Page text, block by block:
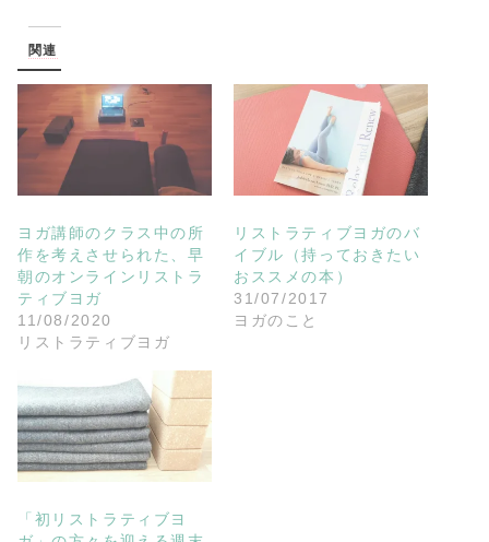
関連
ヨガ講師のクラス中の所
作を考えさせられた、早
朝のオンラインリストラ
ティブヨガ
11/08/2020
リストラティブヨガ
リストラティブヨガのバ
イブル（持っておきたい
おススメの本）
31/07/2017
ヨガのこと
「初リストラティブヨ